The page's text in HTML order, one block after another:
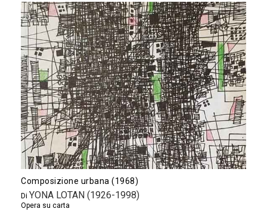
Composizione urbana (1968)
Di YONA LOTAN (1926-1998)
Opera su carta